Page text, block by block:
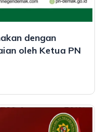
dengan
oleh Ketua PN